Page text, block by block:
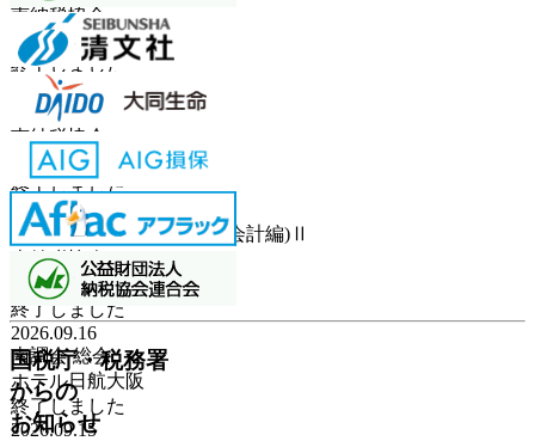
南納税協会
お申込みを締切りました
終了しました
2026.09.28
消費税入門セミナー
南納税協会
お申込みを締切りました
終了しました
2026.09.17
よくわかる企業会計(財務会計編)Ⅱ
南納税協会
お申込みを締切りました
終了しました
2026.09.16
南調会 総会
ホテル日航大阪
終了しました
2026.09.15
国税庁・税務署
からの
お知らせ